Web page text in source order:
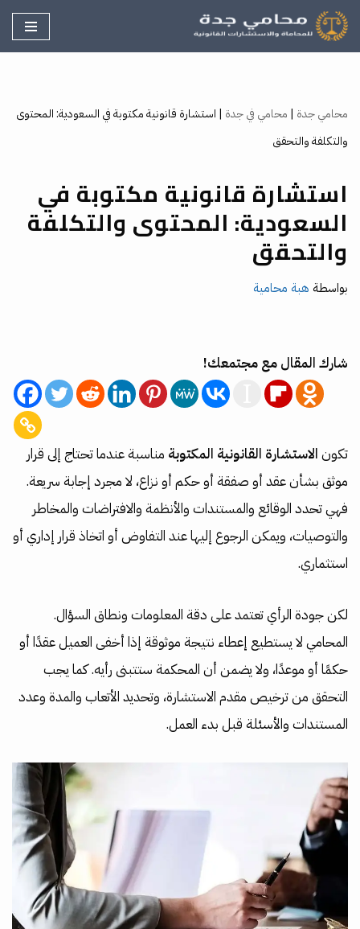
تخطى
محامي جدة | محامي في جدة | استشارة قانونية مكتوبة في السعودية: المحتوى
والتكلفة والتحقق
استشارة قانونية مكتوبة في
السعودية: المحتوى والتكلفة
والتحقق
بواسطة هبة محامية
شارك المقال مع مجتمعك!
تكون الاستشارة القانونية المكتوبة مناسبة عندما تحتاج إلى قرار
موثق بشأن عقد أو صفقة أو حكم أو نزاع، لا مجرد إجابة سريعة.
فهي تحدد الوقائع والمستندات والأنظمة والافتراضات والمخاطر
والتوصيات، ويمكن الرجوع إليها عند التفاوض أو اتخاذ قرار إداري أو
استثماري.
لكن جودة الرأي تعتمد على دقة المعلومات ونطاق السؤال.
المحامي لا يستطيع إعطاء نتيجة موثوقة إذا أخفى العميل عقدًا أو
حكمًا أو موعدًا، ولا يضمن أن المحكمة ستتبنى رأيه. كما يجب
التحقق من ترخيص مقدم الاستشارة، وتحديد الأتعاب والمدة وعدد
المستندات والأسئلة قبل بدء العمل.